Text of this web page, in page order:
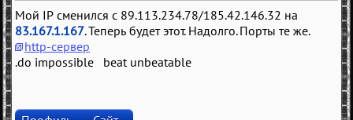
Мой IP сменился с 89.113.234.78/185.42.146.32 на
83.167.1.167. Теперь будет этот. Надолго. Порты те же.
http-сервер
.do impossible beat unbeatable